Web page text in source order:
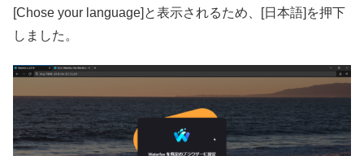
[Chose your language]と表示されるため、[日本語]を押下
しました。